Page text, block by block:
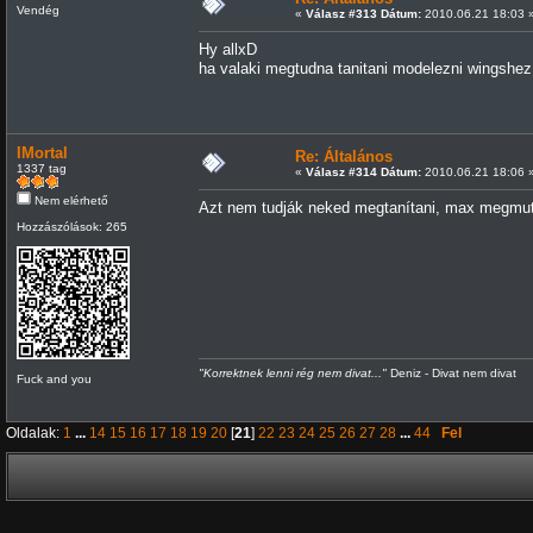
Vendég « Válasz #313 Dátum:2010.06.21 18:03
Hy allxD
ha valaki megtudna tanitani modelezni
IMortal
1337 tag
Nem elérhető
Hozzászólások: 265
Fuck and you
Re: Általános
« Válasz #314 Dátum:2010.06.21 18:06
Azt nem tudják neked megtanítani, max
"Korrektnek lenni rég nem divat..."Deniz - Divat nem divat
Oldalak: 1 ... 14 15 16 17 18 19 20[21] 22 23 24 25 26 27 28 ... 44 Fel